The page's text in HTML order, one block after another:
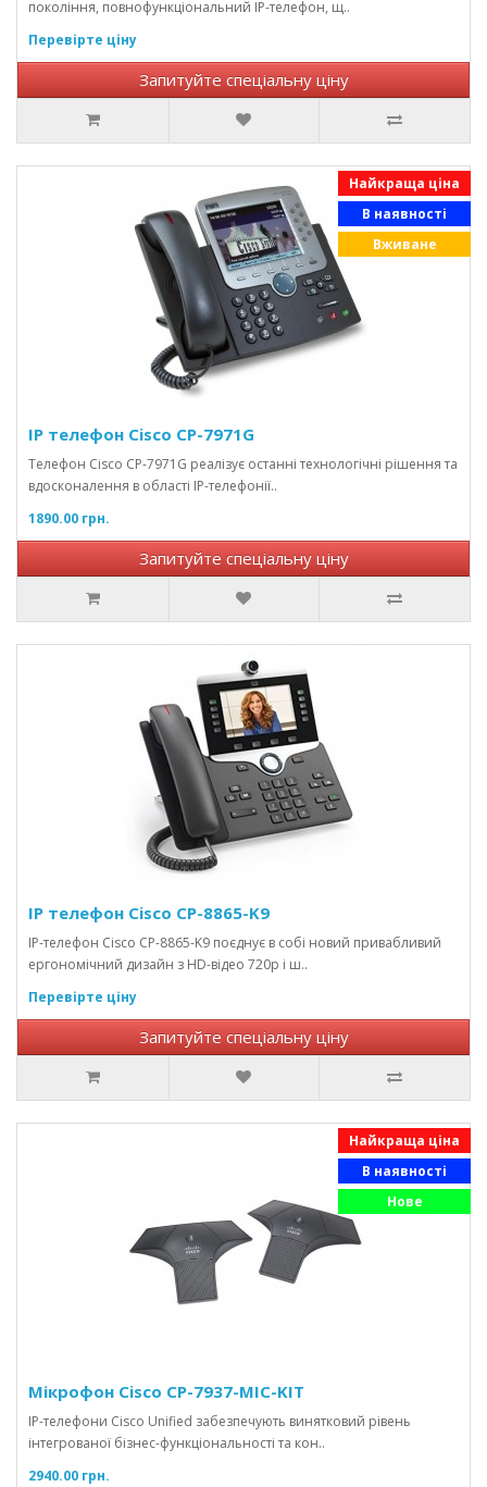
покоління, повнофункціональний IP-телефон, щ..
Перевірте ціну
Запитуйте спеціальну ціну
Найкраща ціна
В наявності
Вживане
IP телефон Cisco CP-7971G
Телефон Cisco CP-7971G реалізує останні технологічні рішення та
вдосконалення в області IP-телефонії..
1890.00 грн.
Запитуйте спеціальну ціну
IP телефон Cisco CP-8865-K9
IP-телефон Cisco CP-8865-K9 поєднує в собі новий привабливий
ергономічний дизайн з HD-відео 720p і ш..
Перевірте ціну
Запитуйте спеціальну ціну
Найкраща ціна
В наявності
Нове
Мікрофон Cisco CP-7937-MIC-KIT
IP-телефони Cisco Unified забезпечують винятковий рівень
інтегрованої бізнес-функціональності та кон..
2940.00 грн.